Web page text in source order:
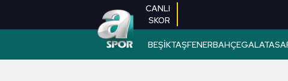
CANLI
SKOR
BEŞİKTAŞFENERBAHÇE